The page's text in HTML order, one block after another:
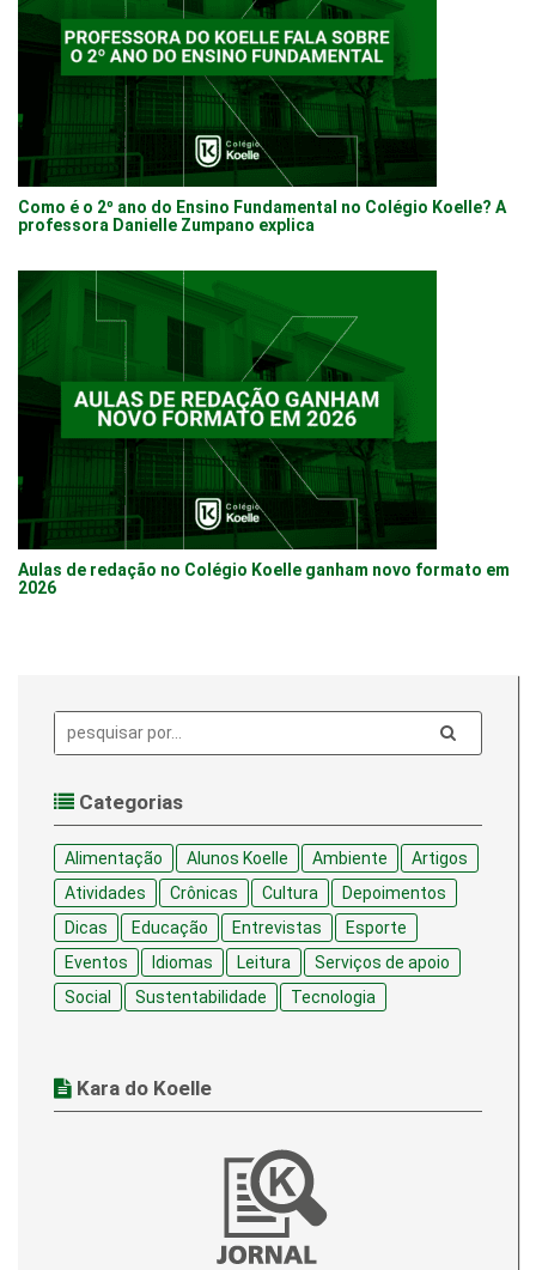
Como é o 2º ano do Ensino Fundamental no Colégio Koelle? A
professora Danielle Zumpano explica
Aulas de redação no Colégio Koelle ganham novo formato em
2026
Pesquisa:
Categorias
Alimentação Alunos Koelle Ambiente
Artigos
Atividades
Crônicas Cultura
Depoimentos
Dicas
Educação Entrevistas
Esporte
Eventos
Idiomas Leitura
Serviços de apoio
Social
Sustentabilidade Tecnologia
Kara do Koelle